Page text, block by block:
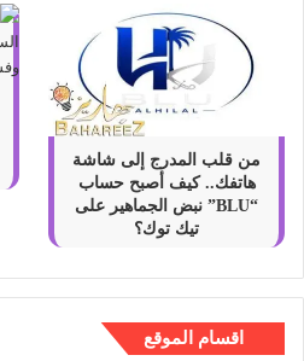
من قلب المدرج إلى شاشة
هاتفك.. كيف أصبح حساب
“BLU” نبض الجماهير على
تيك توك؟
اقسام الموقع